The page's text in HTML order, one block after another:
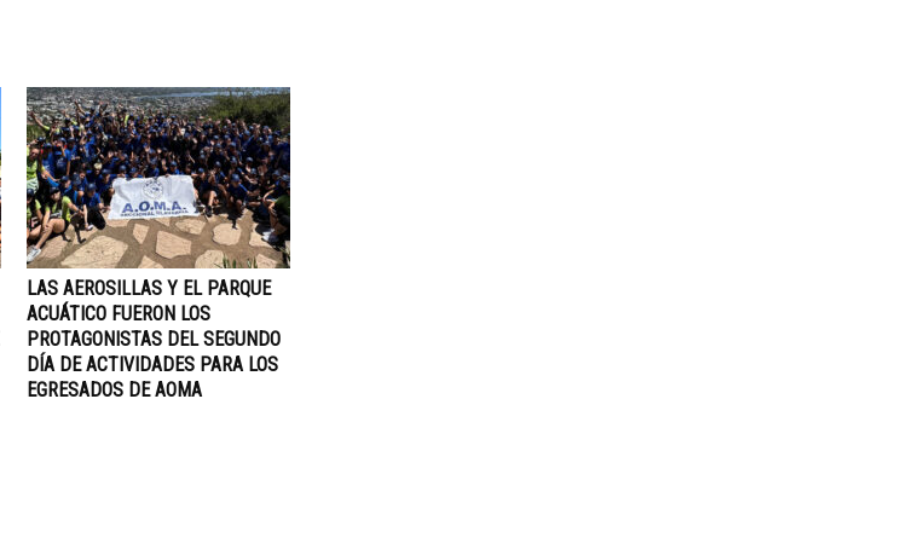
LAS AEROSILLAS Y EL PARQUE
ACUÁTICO FUERON LOS
PROTAGONISTAS DEL SEGUNDO
DÍA DE ACTIVIDADES PARA LOS
EGRESADOS DE AOMA